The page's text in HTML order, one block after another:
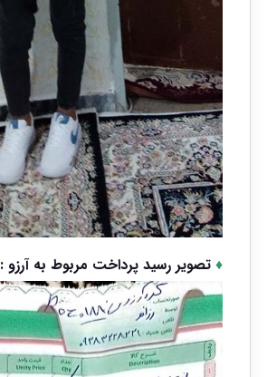
♦تصویر رسید پرداخت مربوط به آرزو :